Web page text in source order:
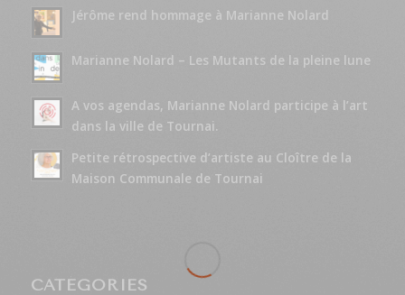
Jérôme rend hommage à Marianne Nolard
Marianne Nolard – Les Mutants de la pleine lune
A vos agendas, Marianne Nolard participe à l’art
dans la ville de Tournai.
Petite rétrospective d’artiste au Cloître de la
Maison Communale de Tournai
CATÉGORIES